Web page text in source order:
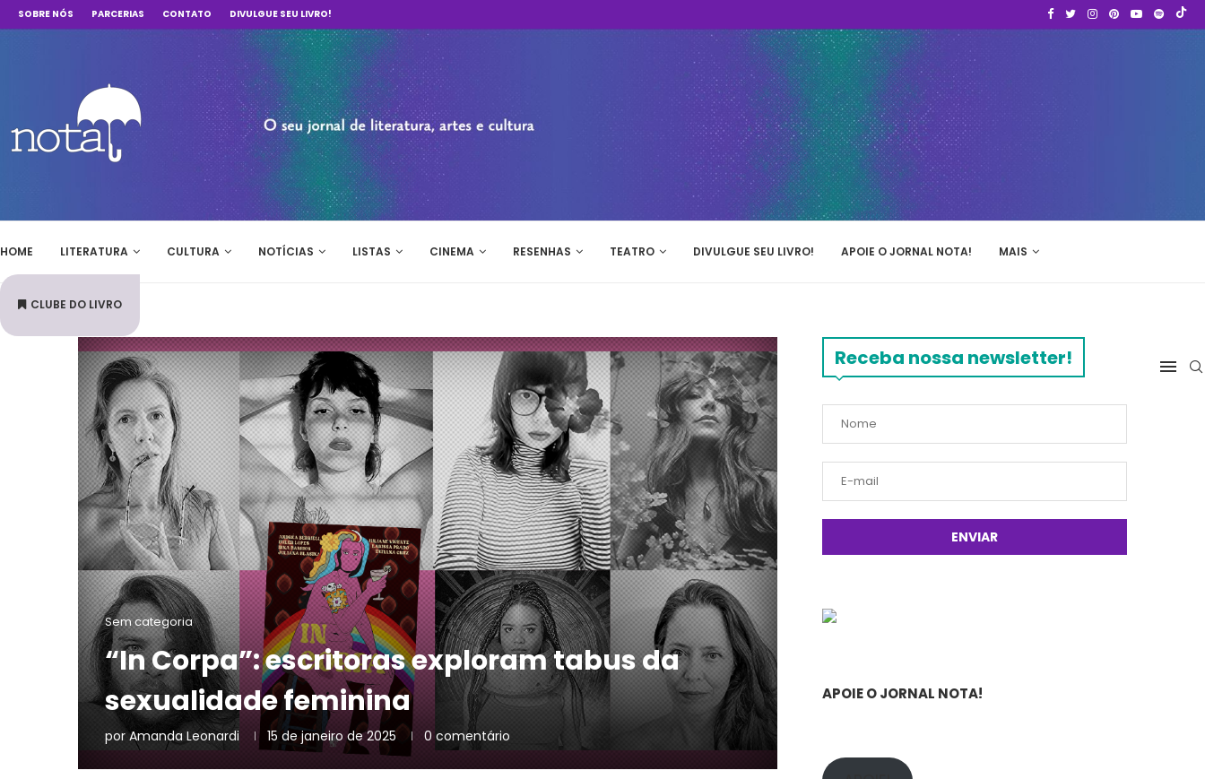
SOBRE NÓS PARCERIAS CONTATO DIVULGUE SEU LIVRO!
HOME LITERATURA CULTURA NOTÍCIAS LISTAS CINEMA RESENHAS TEATRO DIVULGUE SEU LIVRO! APOIE O JORNAL NOTA! MAIS
CLUBE DO LIVRO
Sem categoria
“In Corpa”: escritoras exploram tabus da
sexualidade feminina
porAmanda Leonardi 15 de janeiro de 2025 0 comentário
Receba nossa newsletter!
APOIE O JORNAL NOTA!